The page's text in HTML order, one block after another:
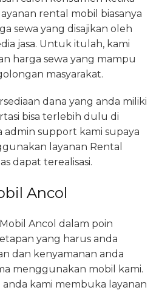
rental mobil biasanya
sewa yang disajikan oleh
jasa. Untuk itulah, kami
harga sewa yang mampu
masyarakat.
dana yang anda miliki
bisa terlebih dulu di
admin support kami supaya
layanan Rental
dapat terealisasi.
Ancol
Ancol dalam poin
yang harus anda
dan kenyamanan anda
menggunakan mobil kami.
kami membuka layanan